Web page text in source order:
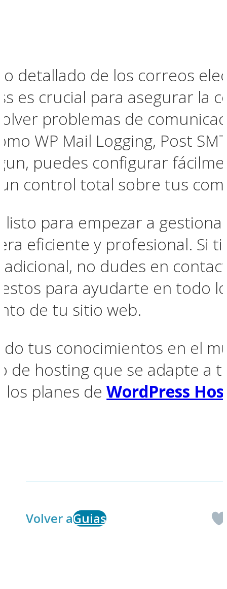
detallado de los correos
es crucial para asegurar la
problemas de
WP Mail Logging, Post
puedes configurar
control total sobre tus
listo para empezar a
eficiente y profesional. Si
adicional, no dudes en
para ayudarte en todo
de tu sitio web.
tus conocimientos en el
de hosting que se adapte a
los planes deWordPress
Volver aGuias